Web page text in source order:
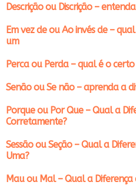
Descrição ou Discrição –
Em vez de ou Ao invés de –
um
Perca ou Perda – qual é o
Senão ou Se não – aprenda a
Porque ou Por Que – Qual a
Corretamente?
Sessão ou Seção – Qual a
Uma?
Mau ou Mal – Qual a Diferença